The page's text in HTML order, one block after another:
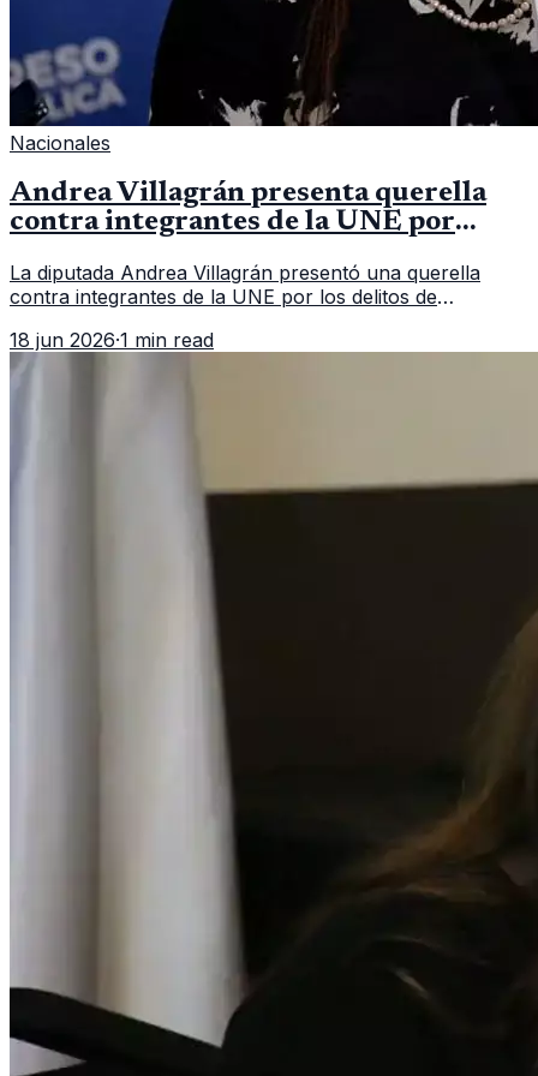
Nacionales
Andrea Villagrán presenta querella
contra integrantes de la UNE por
La diputada Andrea Villagrán presentó una querella
contra integrantes de la UNE por los delitos de
18 jun 2026·1 min read